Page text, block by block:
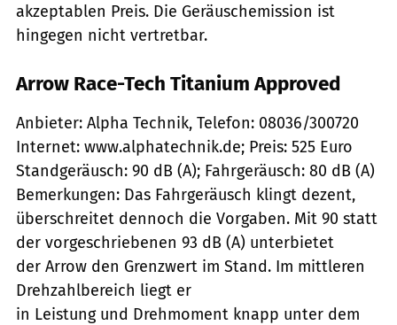
akzeptablen Preis. Die Geräuschemission ist
hingegen nicht vertretbar.
Arrow Race-Tech Titanium Approved
Anbieter: Alpha Technik, Telefon: 08036/300720
Internet: www.alphatechnik.de; Preis: 525 Euro
Standgeräusch: 90 dB (A); Fahrgeräusch: 80 dB (A)
Bemerkungen: Das Fahrgeräusch klingt dezent,
überschreitet dennoch die Vorgaben. Mit 90 statt
der vorgeschriebenen 93 dB (A) unterbietet
der Arrow den Grenzwert im Stand. Im mittleren
Drehzahlbereich liegt er
in Leistung und Drehmoment knapp unter dem